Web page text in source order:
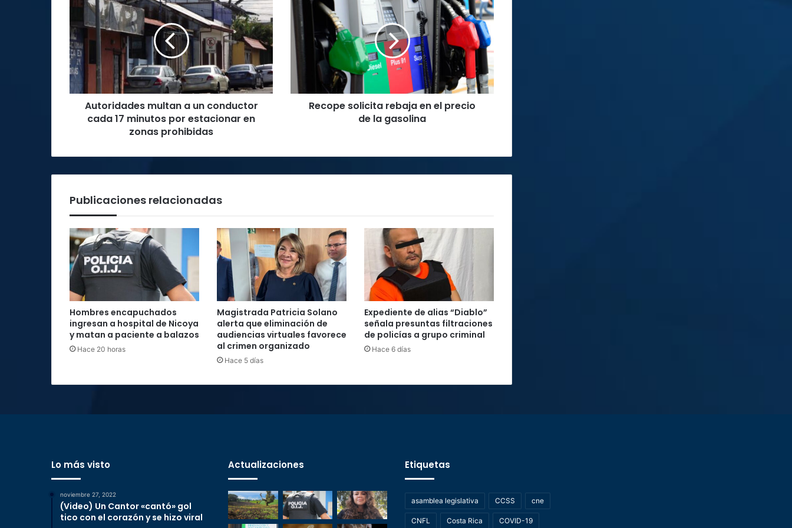
multan
un
conductor
cada
17
minutos
por
estacionar
Autoridades multan a un conductor
cada 17 minutos por estacionar en
zonas prohibidas
solicita
rebaja
en
el
precio
de
gasolina
Recope solicita rebaja en el precio
de la gasolina
Publicaciones relacionadas
Hombres encapuchados
ingresan a hospital de Nicoya
y matan a paciente a balazos
Hace 20 horas
Magistrada Patricia Solano
alerta que eliminación de
audiencias virtuales favorece
al crimen organizado
Hace 5 días
Expediente de alias “Diablo”
señala presuntas filtraciones
de policías a grupo criminal
Hace 6 días
Lo más visto
noviembre 27, 2022
(Video) Un Cantor «cantó» gol
tico con el corazón y se hizo viral
Actualizaciones Etiquetas
asamblea legislativa CCSS cne
CNFL Costa Rica COVID-19